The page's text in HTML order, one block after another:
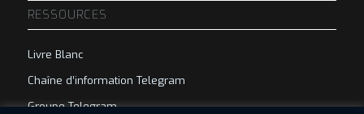
RESSOURCES
Livre Blanc
Chaîne d’information Telegram
Groupe Telegram